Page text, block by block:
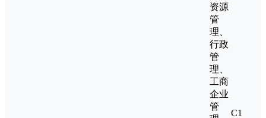
资源
管
理、
行政
管
理、
工商
企业
管
C1